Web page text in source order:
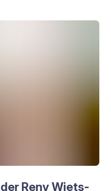
Reny Wiets­